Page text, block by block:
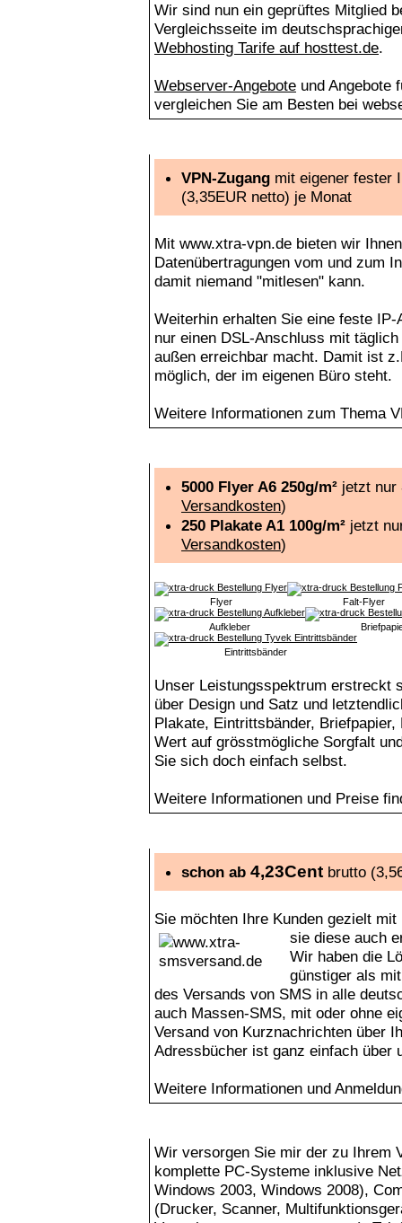
Wir sind nun ein geprüftes Mitglied
Vergleichsseite im
Webhosting Tarife auf hosttest.de.
Webserver-Angebote und Angebote
vergleichen Sie am Besten bei
VPN-Zugang mit eigener fester
(3,35EUR netto) je Monat
Mit www.xtra-vpn.de bieten wir
Datenübertragungen vom und zum
damit niemand "mitlesen" kann.
Weiterhin erhalten Sie eine feste
nur einen DSL-Anschluss mit
außen erreichbar macht. Damit ist
möglich, der im eigenen Büro steht.
Weitere Informationen zum Thema
5000 Flyer A6 250g/m² jetzt nur
Versandkosten)
250 Plakate A1 100g/m² jetzt
Versandkosten)
Flyer Falt-Flyer
Aufkleber
Eintrittsbänder
Unser Leistungsspektrum erstreckt
über Design und Satz und
Plakate, Eintrittsbänder,
Wert auf grösstmögliche Sorgfalt
Sie sich doch einfach selbst.
Weitere Informationen und Preise
schon ab 4,23Cent brutto
Sie möchten Ihre Kunden gezielt
sie diese auch
Wir haben die
günstiger als
des Versands von SMS in alle
auch Massen-SMS, mit oder ohne
Versand von Kurznachrichten über
Adressbücher ist ganz einfach über
Weitere Informationen und
Wir versorgen Sie mir der zu Ihrem
komplette PC-Systeme inklusive
Windows 2003, Windows 2008),
(Drucker, Scanner,